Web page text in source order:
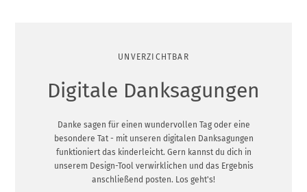
UNVERZICHTBAR
Digitale Danksagungen
Danke sagen für einen wundervollen Tag oder eine
besondere Tat - mit unseren digitalen Danksagungen
funktioniert das kinderleicht. Gern kannst du dich in
unserem Design-Tool verwirklichen und das Ergebnis
anschließend posten. Los geht's!